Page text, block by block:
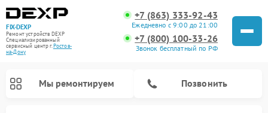
FIX-DEXP
Ремонт устройств DEXP
Специализированный
cервисный центр г.Ростов-
на-Дону
+7 (863) 333-92-43
Ежедневно с 9:00 до 21:00
+7 (800) 100-33-26
Звонок бесплатный по РФ
Мы ремонтируем Позвонить